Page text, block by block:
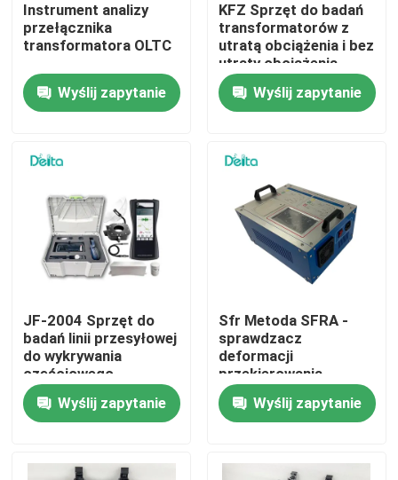
Do domu
Produkty
Wycieczka po fabryce
Skontaktuj się z nami
Poprosić o wycenę
Sprzęt do testowania elektrycznego
Instrument analizy
przełącznika
transformatora OLTC
Wyślij zapytanie
KFZ Sprzęt do badań
transformatorów z
utratą obciążenia i bez
utraty obciążenia
Wyślij zapytanie
JF-2004 Sprzęt do
badań linii przesyłowej
do wykrywania
częściowego
rozładowania
Wyślij zapytanie
Sfr Metoda SFRA -
sprawdzacz
deformacji
przekierowania
rdzenia
transformatora
Wyślij zapytanie